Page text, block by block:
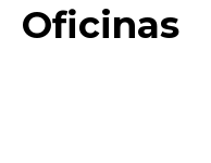
Oficinas